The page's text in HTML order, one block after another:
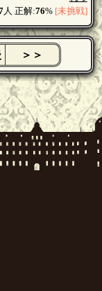
人 正解:76% [未挑戦]
＞＞